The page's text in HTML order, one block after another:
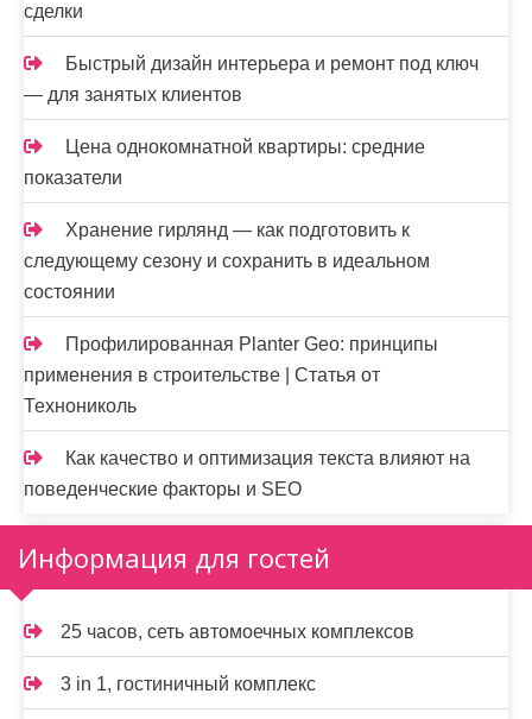
сделки
Быстрый дизайн интерьера и ремонт под ключ
— для занятых клиентов
Цена однокомнатной квартиры: средние
показатели
Хранение гирлянд — как подготовить к
следующему сезону и сохранить в идеальном
состоянии
Профилированная Planter Geo: принципы
применения в строительстве | Статья от
Технониколь
Как качество и оптимизация текста влияют на
поведенческие факторы и SEO
Информация для гостей
25 часов, сеть автомоечных комплексов
3 in 1, гостиничный комплекс